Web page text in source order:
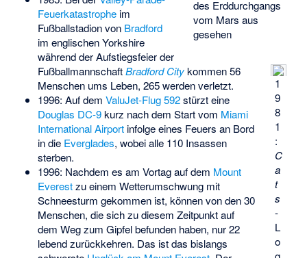
des Erddurchgangs
vom Mars aus
gesehen
1
9
8
1
:
C
a
t
s
-
L
o
Feuerkatastropheim
Fußballstadion von Bradford
im englischen Yorkshire
während der Aufstiegsfeier der
FußballmannschaftBradford Citykommen 56
Menschen ums Leben, 265 werden verletzt.
1996: Auf dem ValuJet-Flug 592stürzt eine
Douglas DC-9kurz nach dem Start vom Miami
International Airportinfolge eines Feuers an Bord
in die Everglades, wobei alle 110 Insassen
sterben.
1996: Nachdem es am Vortag auf dem Mount
Everestzu einem Wetterumschwung mit
Schneesturm gekommen ist, können von den 30
Menschen, die sich zu diesem Zeitpunkt auf
dem Weg zum Gipfel befunden haben, nur 22
lebend zurückkehren. Das ist das bislangs